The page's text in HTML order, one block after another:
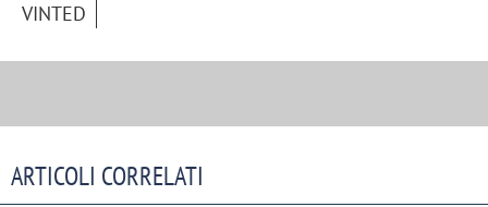
VINTED
ARTICOLI CORRELATI